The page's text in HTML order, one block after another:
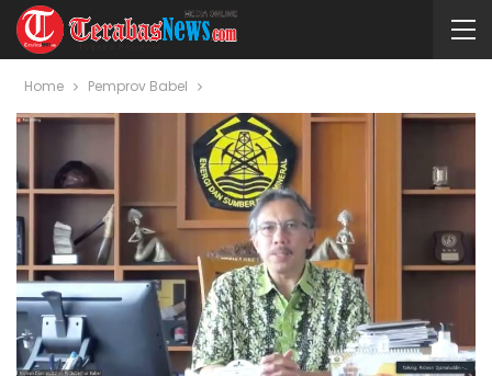
Home Pemprov Babel